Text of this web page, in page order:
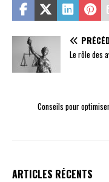
Le rôle des
Conseils pour
ARTICLES RÉCENTS